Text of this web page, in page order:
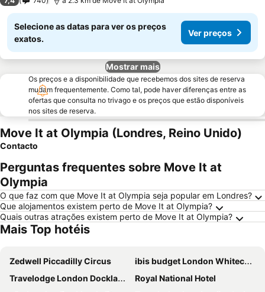
Selecione as datas para ver os preços
exatos.
Ver preços
Mostrar mais
Os preços e a disponibilidade que recebemos dos sites de reserva
mudam frequentemente. Como tal, pode haver diferenças entre as
ofertas que consulta no trivago e os preços que estão disponíveis
nos sites de reserva.
Move It at Olympia (Londres, Reino Unido)
Contacto
Perguntas frequentes sobre Move It at
Olympia
O que faz com que Move It at Olympia seja popular em Londres?
Que alojamentos existem perto de Move It at Olympia?
Quais outras atrações existem perto de Move It at Olympia?
Mais Top hotéis
Zedwell Piccadilly Circus
ibis budget London Whitechapel - Brick Lane
Travelodge London Docklands Central
Royal National Hotel